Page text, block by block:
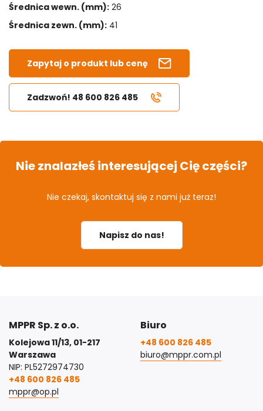
Średnica wewn. (mm): 26
Średnica zewn. (mm): 41
Zapytaj o produkt lub cenę
Zadzwoń! 48 600 826 485
Nie znalazłeś interesującej Cię części?
Nie czekaj, skontaktuj się z nami już teraz!
Napisz do nas!
MPPR Sp. z o.o.
Kolejowa 11/13, 01-217
Warszawa
NIP: PL5272974730
+48 600 826 485
mppr@op.pl
Biuro
+48 600 826 485
biuro@mppr.com.pl